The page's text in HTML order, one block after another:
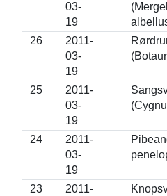
03-
19
26
2011-
03-
19
25
2011-
03-
19
24
2011-
03-
19
23
2011-